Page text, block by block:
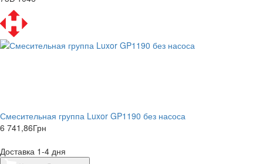
Смесительная группа Luxor GP1190 без насоса
6 741,86Грн
Доставка 1-4 дня